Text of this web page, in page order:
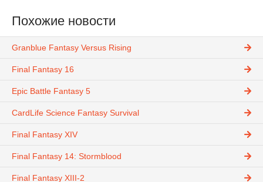
Похожие новости
Granblue Fantasy Versus Rising
Final Fantasy 16
Epic Battle Fantasy 5
CardLife Science Fantasy Survival
Final Fantasy XIV
Final Fantasy 14: Stormblood
Final Fantasy XIII-2